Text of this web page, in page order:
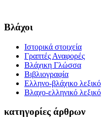
Βλάχοι
Ιστορικά στοιχεία
Γραπτές Αναφορές
Βλάχικη Γλώσσα
Βιβλιογραφία
Ελληνο-βλάχικο λεξικό
Βλαχο-ελληνικό λεξικό
κατηγορίες άρθρων